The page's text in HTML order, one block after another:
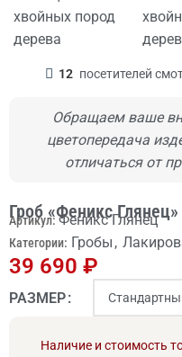
12 посетителей
Обращаем ваше
цветопередача
отличаться от
Гроб «Феникс
Артикул:Феникс Глянец
Категории: Гробы ,
39 690 ₽
РАЗМЕР
Наличие и стоимость